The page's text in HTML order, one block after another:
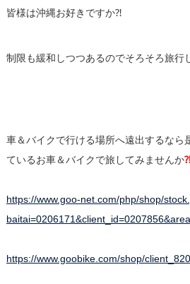
皆様は沖縄お好きですか⁈
制限も緩和しつつあるのでそろそろ旅行
車＆バイクで行ける場所へ遠出するなら
ているお車＆バイクで旅してみませんか⁈
https://www.goo-net.com/php/shop/
https://www.goobike.com/shop/